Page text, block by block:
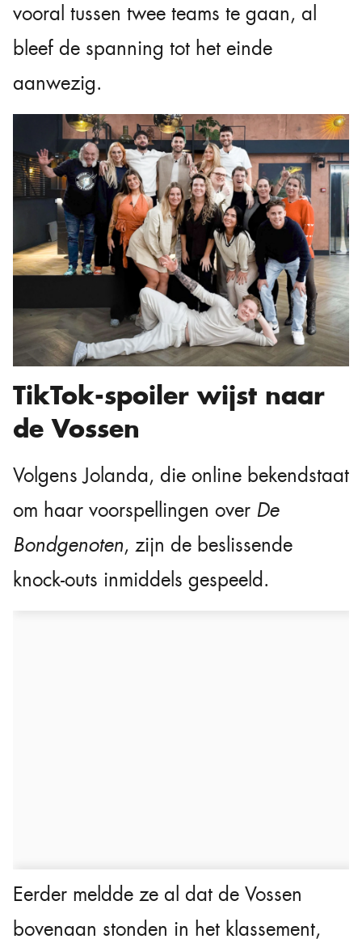
vooral tussen twee teams te gaan, al
bleef de spanning tot het einde
aanwezig.
TikTok-spoiler wijst naar
de Vossen
Volgens Jolanda, die online bekendstaat
om haar voorspellingen over De
Bondgenoten, zijn de beslissende
knock-outs inmiddels gespeeld.
Eerder meldde ze al dat de Vossen
bovenaan stonden in het klassement,